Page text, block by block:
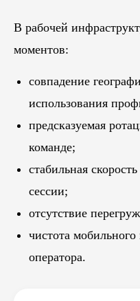
В рабочей
моментов:
совпадение
использования
предсказуемая
команде;
стабильная
сессии;
отсутствие
чистота
оператора.